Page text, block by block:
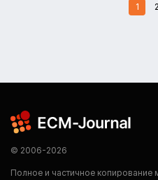
1 2
© 2006-2026
Полное и частичное копирование